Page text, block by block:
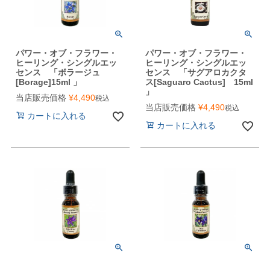
パワー・オブ・フラワー・
ヒーリング・シングルエッ
センス 「ボラージュ
[Borage]15ml 」
当店販売価格 ¥4,490税込
カートに入れる
パワー・オブ・フラワー・
ヒーリング・シングルエッ
センス 「サグアロカクタ
ス[Saguaro Cactus] 15ml
」
当店販売価格 ¥4,490税込
カートに入れる